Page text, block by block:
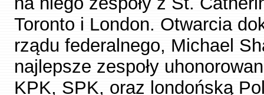
Toronto i London. Otwarcia
rządu federalnego, Michael
najlepsze zespoły
KPK, SPK, oraz londońską